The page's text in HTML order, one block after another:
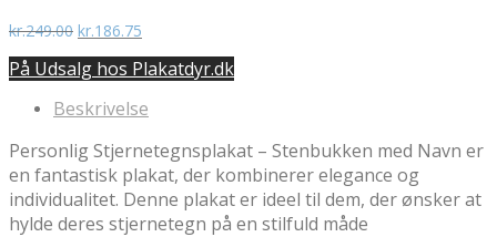
kr.249.00 Den
pris
kr.249.00.
kr.186.75
pris
kr.186.75.
På Udsalg hos Plakatdyr.dk
Beskrivelse
Personlig Stjernetegnsplakat – Stenbukken med Navn er
en fantastisk plakat, der kombinerer elegance og
individualitet. Denne plakat er ideel til dem, der ønsker at
hylde deres stjernetegn på en stilfuld måde